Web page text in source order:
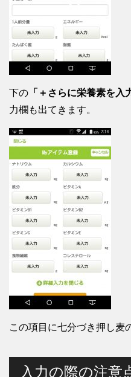
下の 「＋さらに栄養素を入
力欄も出てきます。
この項目に七分づき押し麦
入力の際の注意